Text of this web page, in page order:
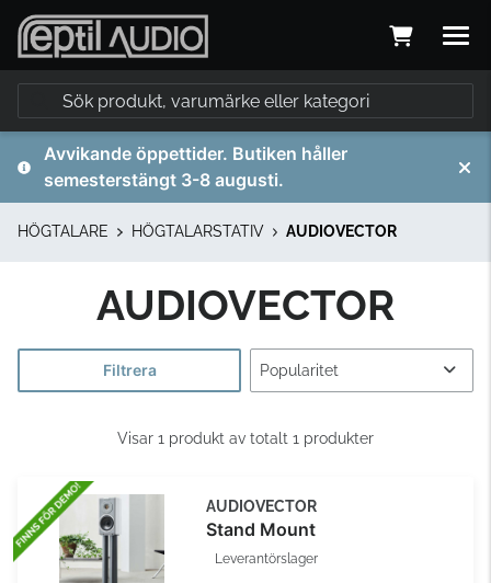
Avvikande öppettider. Butiken håller
semesterstängt 3-8 augusti.
HÖGTALARE HÖGTALARSTATIV AUDIOVECTOR
AUDIOVECTOR
Filtrera
Visar 1 produkt av totalt 1 produkter
AUDIOVECTOR
Stand Mount
Leverantörslager